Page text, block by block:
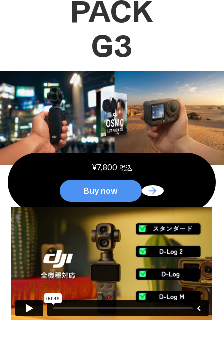
PACK
G3
¥7,800 税込
Buy now